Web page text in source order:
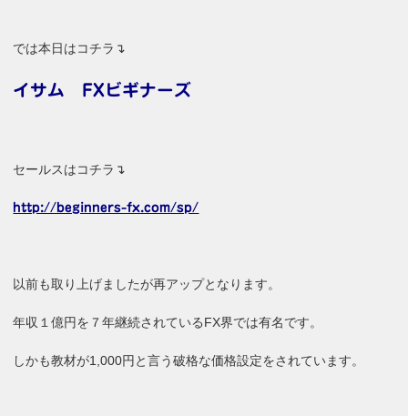
では本日はコチラ↴
イサム FXビギナーズ
セールスはコチラ↴
http://beginners-fx.com/sp/
以前も取り上げましたが再アップとなります。
年収１億円を７年継続されているFX界では有名です。
しかも教材が1,000円と言う破格な価格設定をされています。